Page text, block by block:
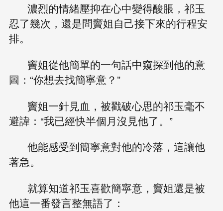
濃烈的情緒壓抑在心中變得酸脹，祁玉
忍了幾次，還是問竇姐自己接下來的行程安
排。
竇姐從他簡單的一句話中窺探到他的意
圖：“你想去找簡寧意？”
竇姐一針見血，被戳破心思的祁玉毫不
避諱：“我已經快半個月沒見他了。”
他能感受到簡寧意對他的冷落，這讓他
著急。
就算知道祁玉喜歡簡寧意，竇姐還是被
他這一番發言整無語了：